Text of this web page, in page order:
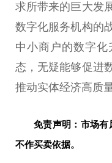
求所带来的巨大发
数字化服务机构的
中小商户的数字
态，无疑能够促进
推动实体经济高质
免责声明：市场有
不作买卖依据。